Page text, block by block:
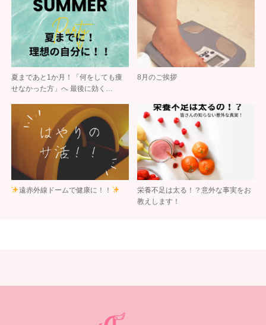
夏まであと1か月！「何をしても痩
せなかった方」へ 最後に効く…
8月のご挨拶
遠赤外線ドームで健康に！！
栄養不足は太る！？意外な事実をお
教えします！